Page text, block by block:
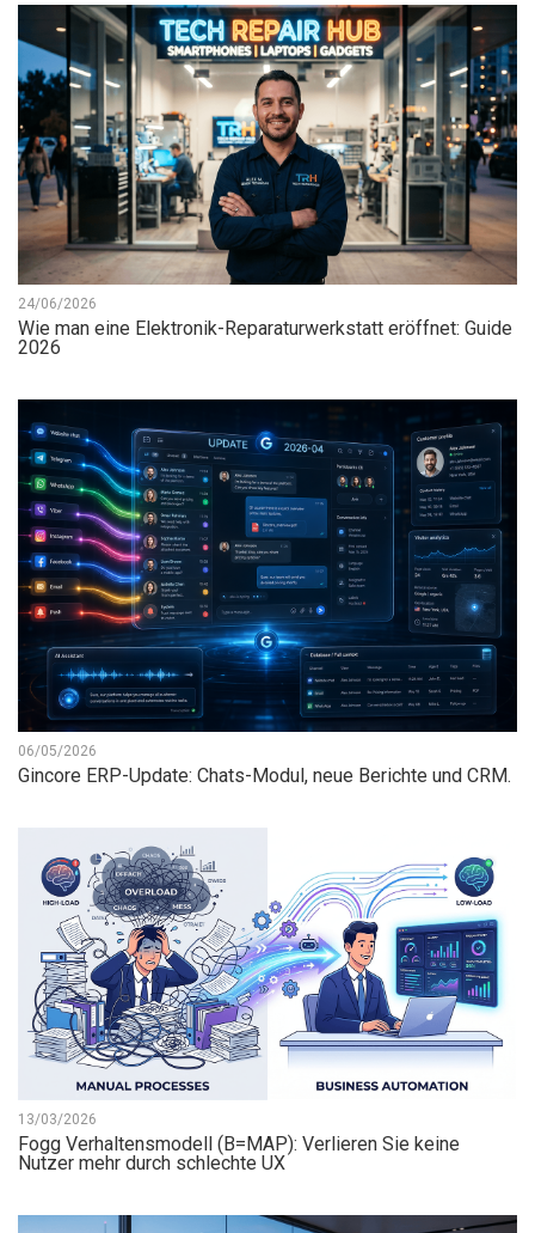
24/06/2026
Wie man eine Elektronik-Reparaturwerkstatt eröffnet: Guide
2026
06/05/2026
Gincore ERP-Update: Chats-Modul, neue Berichte und CRM.
13/03/2026
Fogg Verhaltensmodell (B=MAP): Verlieren Sie keine
Nutzer mehr durch schlechte UX